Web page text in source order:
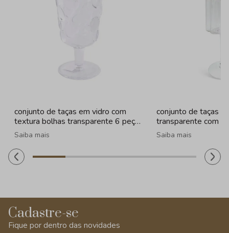
conjunto de taças em vidro com
textura bolhas transparente 6 peças
- 260ml
Saiba mais
conjunto de taças
transparente com
peças - 330ml
Saiba mais
Cadastre-se
Fique por dentro das novidades